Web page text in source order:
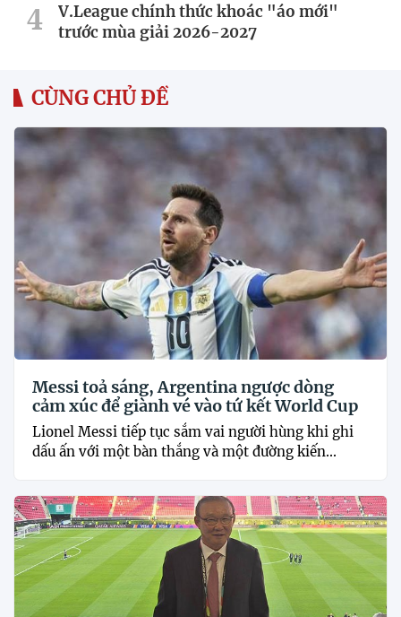
V.League chính thức khoác "áo mới"
trước mùa giải 2026-2027
CÙNG CHỦ ĐỀ
Messi toả sáng, Argentina ngược dòng
cảm xúc để giành vé vào tứ kết World Cup
Lionel Messi tiếp tục sắm vai người hùng khi ghi
dấu ấn với một bàn thắng và một đường kiến...